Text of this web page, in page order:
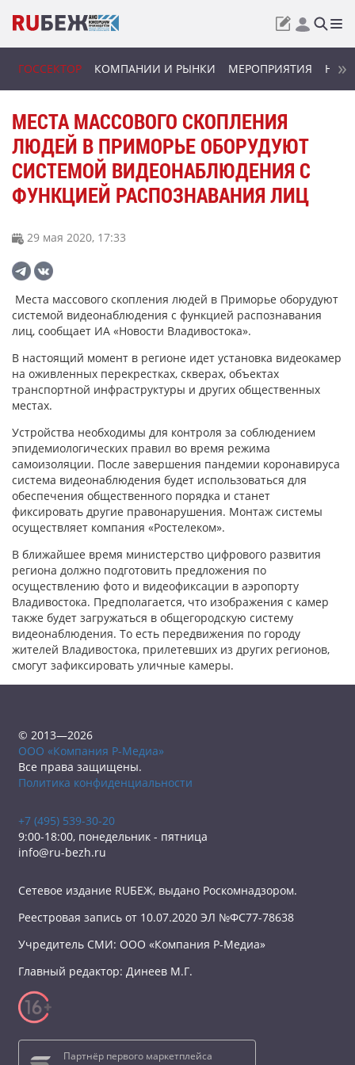
ГОССЕКТОР КОМПАНИИ И РЫНКИ МЕРОПРИЯТИЯ
МЕСТА МАССОВОГО СКОПЛЕНИЯ
ЛЮДЕЙ В ПРИМОРЬЕ ОБОРУДУЮТ
СИСТЕМОЙ ВИДЕОНАБЛЮДЕНИЯ С
ФУНКЦИЕЙ РАСПОЗНАВАНИЯ ЛИЦ
29 мая 2020, 17:33
Места массового скопления людей в Приморье оборудуют
системой видеонаблюдения с функцией распознавания
лиц, сообщает ИА «Новости Владивостока».
В настоящий момент в регионе идет установка видеокамер
на оживленных перекрестках, скверах, объектах
транспортной инфраструктуры и других общественных
местах.
Устройства необходимы для контроля за соблюдением
эпидемиологических правил во время режима
самоизоляции. После завершения пандемии коронавируса
система видеонаблюдения будет использоваться для
обеспечения общественного порядка и станет
фиксировать другие правонарушения. Монтаж системы
осуществляет компания «Ростелеком».
В ближайшее время министерство цифрового развития
региона должно подготовить предложения по
осуществлению фото и видеофиксации в аэропорту
Владивостока. Предполагается, что изображения с камер
также будет загружаться в общегородскую систему
видеонаблюдения. То есть передвижения по городу
жителей Владивостока, прилетевших из других регионов,
смогут зафиксировать уличные камеры.
© 2013—2026
ООО «Компания Р-Медиа»
Все права защищены.
Политика конфиденциальности
+7 (495) 539-30-20
9:00-18:00, понедельник - пятница
info@ru-bezh.ru
Сетевое издание RUБЕЖ, выдано Роскомнадзором.
Реестровая запись от 10.07.2020 ЭЛ №ФС77-78638
Учредитель СМИ: ООО «Компания Р-Медиа»
Главный редактор: Динеев М.Г.
Партнёр первого маркетплейса